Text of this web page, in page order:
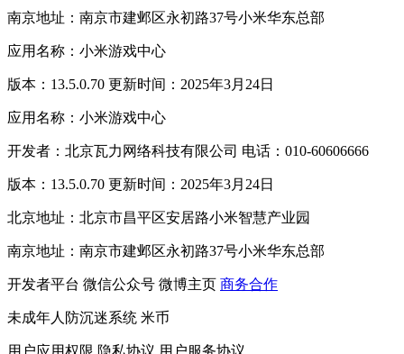
南京地址：南京市建邺区永初路37号小米华东总部
应用名称：小米游戏中心
版本：13.5.0.70 更新时间：2025年3月24日
应用名称：小米游戏中心
开发者：北京瓦力网络科技有限公司 电话：010-60606666
版本：13.5.0.70 更新时间：2025年3月24日
北京地址：北京市昌平区安居路小米智慧产业园
南京地址：南京市建邺区永初路37号小米华东总部
开发者平台 微信公众号 微博主页 商务合作
未成年人防沉迷系统 米币
用户应用权限 隐私协议 用户服务协议